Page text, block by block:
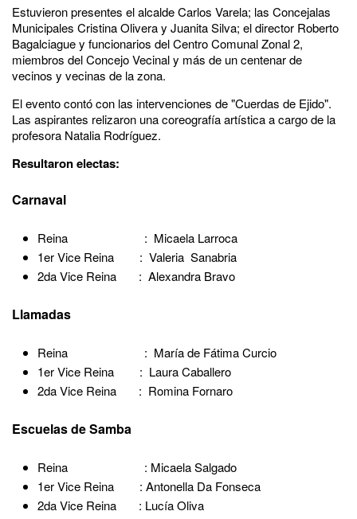
Estuvieron presentes el alcalde Carlos Varela; las Concejalas
Municipales Cristina Olivera y Juanita Silva; el director Roberto
Bagalciague y funcionarios del Centro Comunal Zonal 2,
miembros del Concejo Vecinal y más de un centenar de
vecinos y vecinas de la zona.
El evento contó con las intervenciones de "Cuerdas de Ejido".
Las aspirantes relizaron una coreografía artística a cargo de la
profesora Natalia Rodríguez.
Resultaron electas:
Carnaval
Reina : Micaela Larroca
1er Vice Reina : Valeria Sanabria
2da Vice Reina : Alexandra Bravo
Llamadas
Reina : María de Fátima Curcio
1er Vice Reina : Laura Caballero
2da Vice Reina : Romina Fornaro
Escuelas de Samba
Reina : Micaela Salgado
1er Vice Reina : Antonella Da Fonseca
2da Vice Reina : Lucía Oliva